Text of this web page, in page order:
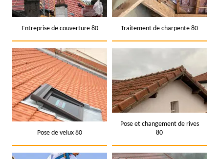
Entreprise de couverture 80 Traitement de charpente 80
Pose de velux 80
Pose et changement de rives
80